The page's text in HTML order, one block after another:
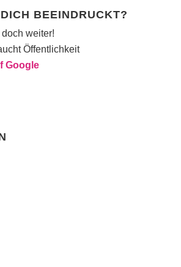
BEEINDRUCKT?
weiter!
Öffentlichkeit
Google